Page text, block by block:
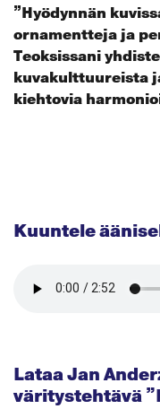
”Hyödynnän
ornamentteja ja
Teoksissani
kuvakulttuureista
kiehtovia
Kuuntele
Lataa Jan
väritystehtävä